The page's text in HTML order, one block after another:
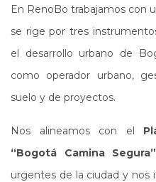
En RenoBo trabajamos con
se rige por tres
el desarrollo urbano de
como operador urbano,
suelo y de proyectos.
Nos alineamos con el
“Bogotá Camina Segura”
urgentes de la ciudad y nos